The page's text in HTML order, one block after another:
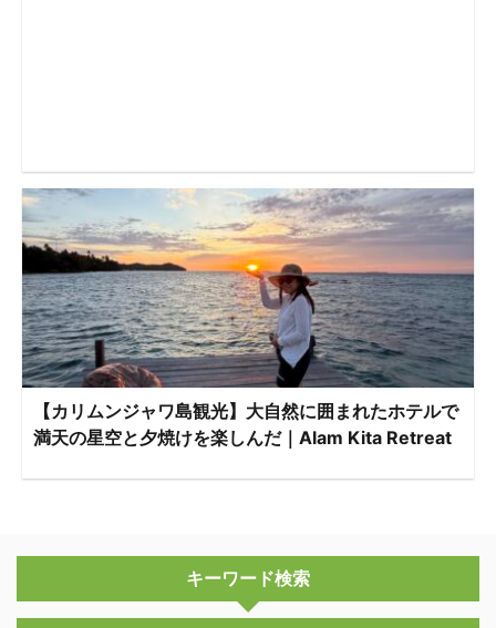
【カリムンジャワ島観光】大自然に囲まれたホテルで
満天の星空と夕焼けを楽しんだ｜Alam Kita Retreat
キーワード検索